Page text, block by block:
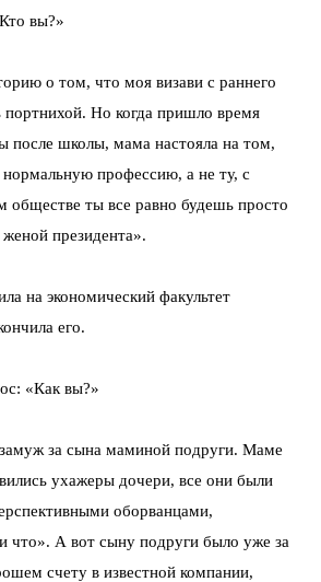
вы?»
о том, что моя визави с раннего
портнихой. Но когда пришло время
после школы, мама настояла на том,
профессию, а не ту, с
обществе ты все равно будешь просто
президента».
на экономический факультет
его.
«Как вы?»
за сына маминой подруги. Маме
ухажеры дочери, все они были
оборванцами,
А вот сыну подруги было уже за
счету в известной компании,